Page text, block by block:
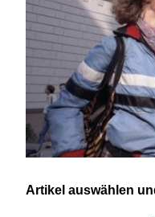
Artikel auswählen